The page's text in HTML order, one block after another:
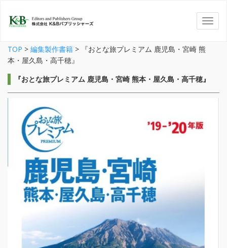
TOP > 編集製作書籍 >
『おとな旅プレミアム 鹿児島・宮崎 熊
本・屋久島・高千穂』
『おとな旅プレミアム 鹿児島・宮崎 熊本・屋久島・高千穂』